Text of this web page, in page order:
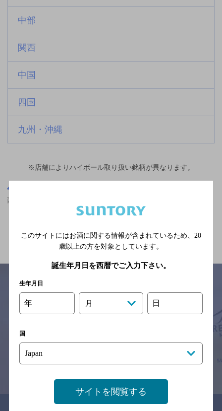
中部
関西
中国
四国
九州・沖縄
※店舗によりハイボール取り扱い銘柄が異なります。
西人吉駅(熊本県)周辺500m,中華・韓国・焼肉,貸切OKのお店
関連ページ
サイトマップ ご意見・ご感想 利用規約
念のためお店にご確認の上ご来店くださいますようお願い申し上げま
す。
このサイトにはお酒に関する情報が含まれているため、 20
歳以上の方を対象としています。
誕生年月日を西暦でご入力下さい。
生年月日
年 月 日
国
サイトを閲覧する